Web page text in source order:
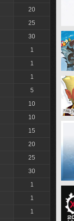
20
25
30
1
1
1
5
10
10
15
20
25
30
1
1
1